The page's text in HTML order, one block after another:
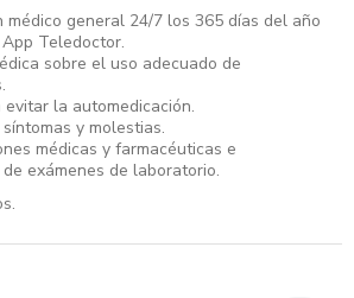
médico general 24/7 los 365 días del año
Teledoctor.
sobre el uso adecuado de
evitar la automedicación.
y molestias.
médicas y farmacéuticas e
exámenes de laboratorio.